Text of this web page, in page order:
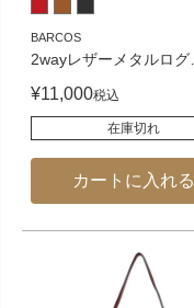
BARCOS
2wayレザーメタルログ
¥11,000税込
在庫切れ
カートに入れる